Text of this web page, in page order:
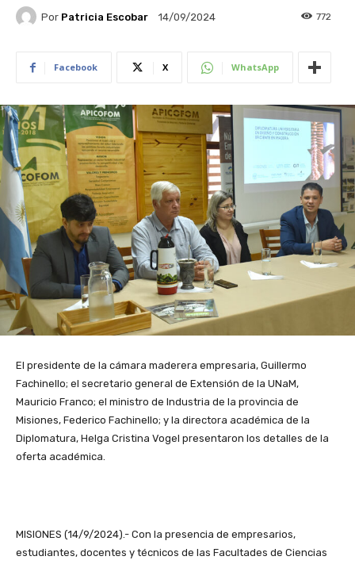
Por Patricia Escobar 14/09/2024 772
Facebook X WhatsApp
El presidente de la cámara maderera empresaria, Guillermo
Fachinello; el secretario general de Extensión de la UNaM,
Mauricio Franco; el ministro de Industria de la provincia de
Misiones, Federico Fachinello; y la directora académica de la
Diplomatura, Helga Cristina Vogel presentaron los detalles de la
oferta académica.
MISIONES (14/9/2024).- Con la presencia de empresarios,
estudiantes, docentes y técnicos de las Facultades de Ciencias